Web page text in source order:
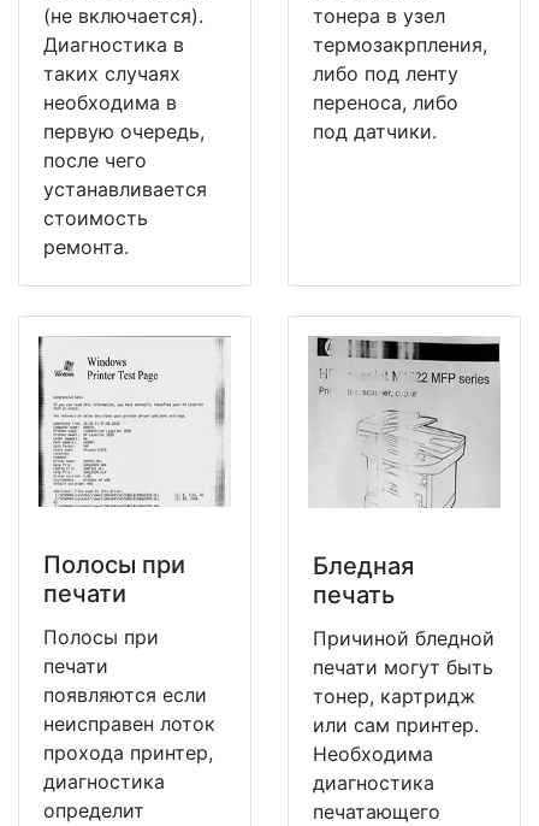
(не включается).
Диагностика в
таких случаях
необходима в
первую очередь,
после чего
устанавливается
стоимость
ремонта.
тонера в узел
термозакрпления,
либо под ленту
переноса, либо
под датчики.
Полосы при
печати
Полосы при
печати
появляются если
неисправен лоток
прохода принтер,
диагностика
определит
Бледная
печать
Причиной бледной
печати могут быть
тонер, картридж
или сам принтер.
Необходима
диагностика
печатающего